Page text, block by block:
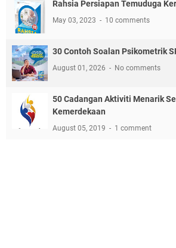
Rahsia Persiapan Temuduga
May 03, 2023 10 comments
30 Contoh Soalan Psikometrik
August 01, 2026 No comments
50 Cadangan Aktiviti Menarik
Kemerdekaan
August 05, 2019 1 comment